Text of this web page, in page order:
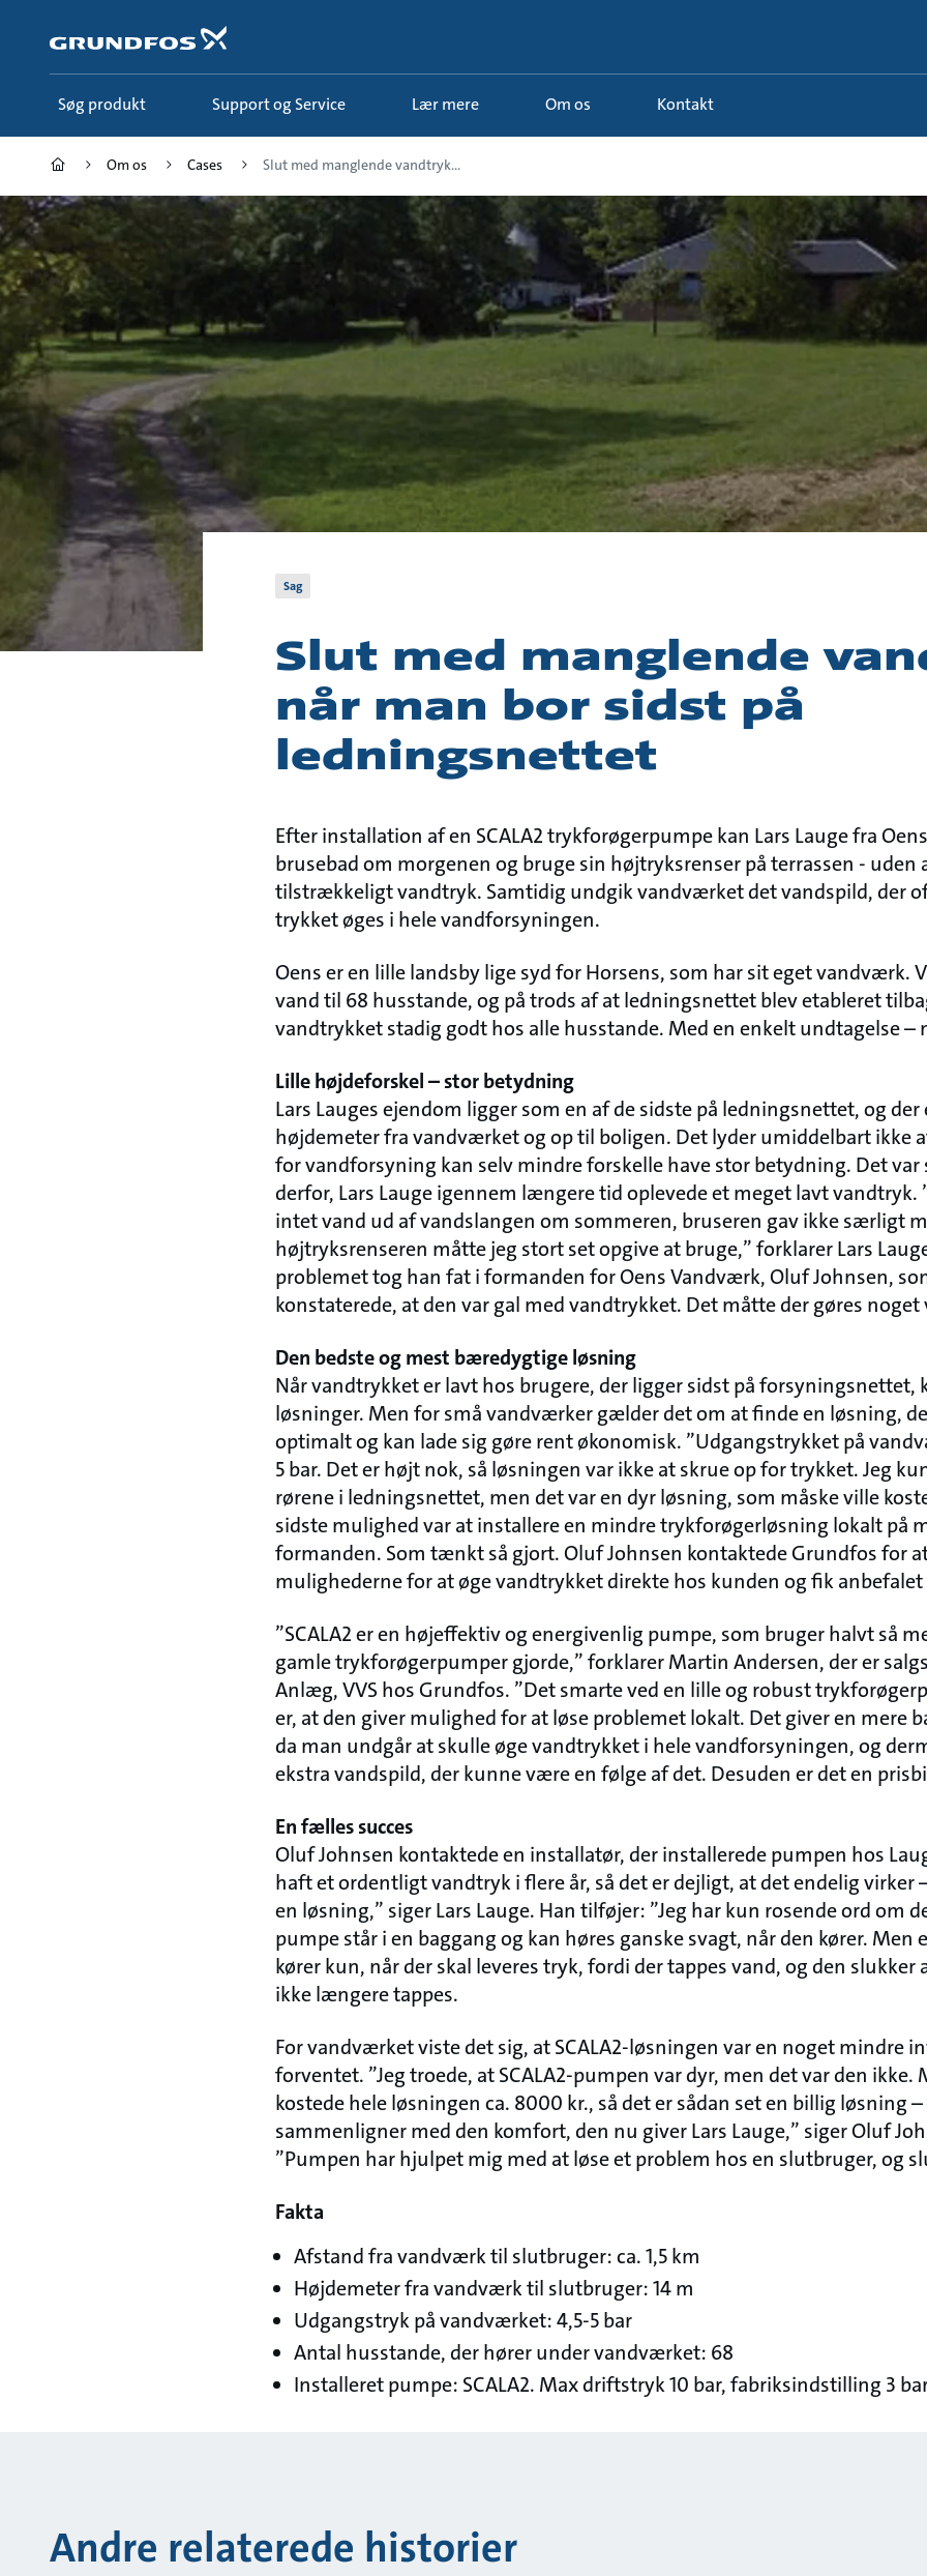
hovedindhold
Søg produkt Support og Service Lær mere Om os Kontakt
Om os Cases Slut med manglende vandtryk...
Sag
Slut med manglende
når man bor sidst på
ledningsnettet
Efter installation af en SCALA2 trykforøgerpumpe kan Lars Lauge fra
brusebad om morgenen og bruge sin højtryksrenser på terrassen - uden
tilstrækkeligt vandtryk. Samtidig undgik vandværket det vandspild, der
trykket øges i hele vandforsyningen.
Oens er en lille landsby lige syd for Horsens, som har sit eget vandværk.
vand til 68 husstande, og på trods af at ledningsnettet blev etableret
vandtrykket stadig godt hos alle husstande. Med en enkelt undtagelse –
Lille højdeforskel – stor betydning
Lars Lauges ejendom ligger som en af de sidste på ledningsnettet, og der
højdemeter fra vandværket og op til boligen. Det lyder umiddelbart ikke
for vandforsyning kan selv mindre forskelle have stor betydning. Det var
derfor, Lars Lauge igennem længere tid oplevede et meget lavt
intet vand ud af vandslangen om sommeren, bruseren gav ikke særligt
højtryksrenseren måtte jeg stort set opgive at bruge,” forklarer Lars
problemet tog han fat i formanden for Oens Vandværk, Oluf Johnsen,
konstaterede, at den var gal med vandtrykket. Det måtte der gøres
Den bedste og mest bæredygtige løsning
Når vandtrykket er lavt hos brugere, der ligger sidst på forsyningsnettet,
løsninger. Men for små vandværker gælder det om at finde en løsning,
optimalt og kan lade sig gøre rent økonomisk. ”Udgangstrykket på
5 bar. Det er højt nok, så løsningen var ikke at skrue op for trykket. Jeg
rørene i ledningsnettet, men det var en dyr løsning, som måske ville
sidste mulighed var at installere en mindre trykforøgerløsning lokalt på
formanden. Som tænkt så gjort. Oluf Johnsen kontaktede Grundfos for
mulighederne for at øge vandtrykket direkte hos kunden og fik anbefalet
”SCALA2 er en højeffektiv og energivenlig pumpe, som bruger halvt så
gamle trykforøgerpumper gjorde,” forklarer Martin Andersen, der er
Anlæg, VVS hos Grundfos. ”Det smarte ved en lille og robust
er, at den giver mulighed for at løse problemet lokalt. Det giver en mere
da man undgår at skulle øge vandtrykket i hele vandforsyningen, og
ekstra vandspild, der kunne være en følge af det. Desuden er det en
En fælles succes
Oluf Johnsen kontaktede en installatør, der installerede pumpen hos
haft et ordentligt vandtryk i flere år, så det er dejligt, at det endelig virker
en løsning,” siger Lars Lauge. Han tilføjer: ”Jeg har kun rosende ord om
pumpe står i en baggang og kan høres ganske svagt, når den kører. Men
kører kun, når der skal leveres tryk, fordi der tappes vand, og den slukker
ikke længere tappes.
For vandværket viste det sig, at SCALA2-løsningen var en noget mindre
forventet. ”Jeg troede, at SCALA2-pumpen var dyr, men det var den
kostede hele løsningen ca. 8000 kr., så det er sådan set en billig løsning
sammenligner med den komfort, den nu giver Lars Lauge,” siger Oluf
”Pumpen har hjulpet mig med at løse et problem hos en slutbruger, og
Fakta
Afstand fra vandværk til slutbruger: ca. 1,5 km
Højdemeter fra vandværk til slutbruger: 14 m
Udgangstryk på vandværket: 4,5-5 bar
Antal husstande, der hører under vandværket: 68
Installeret pumpe: SCALA2. Max driftstryk 10 bar, fabriksindstilling 3
Andre relaterede historier